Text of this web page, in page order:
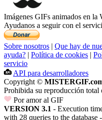
Imágenes GIFs animados en la
Ayudanos a seguir con el
Sobre nosotros | Que hay de
ayuda? | Política de cookies |
servicio
API para desarrolladores
Copyright ©
Prohibida su reproducción total
Por amor al GIF
VERSION 3.1 - Execution
with 28 queries to the database